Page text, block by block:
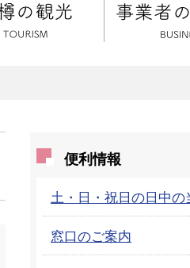
便利情報
土・日・祝日の日中の
窓口のご案内